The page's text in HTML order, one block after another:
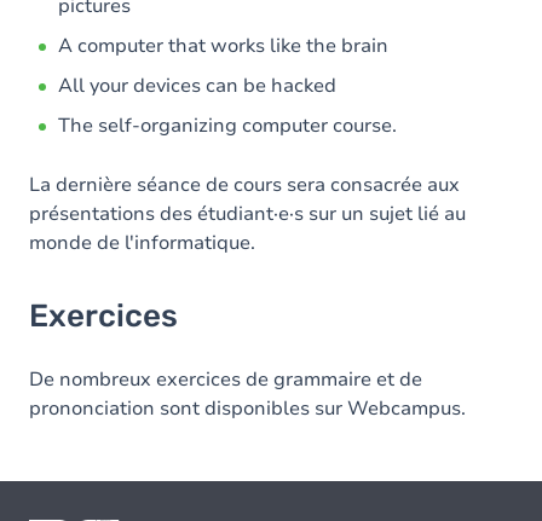
pictures
A computer that works like the brain
All your devices can be hacked
The self-organizing computer course.
La dernière séance de cours sera consacrée aux
présentations des étudiant·e·s sur un sujet lié au
monde de l'informatique.
Exercices
De nombreux exercices de grammaire et de
prononciation sont disponibles sur Webcampus.